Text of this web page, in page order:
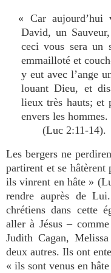
« Car
David, un
ceci vous sera un
emmailloté et
y eut avec l’ange
louant Dieu, et
lieux très hauts; et
envers les hommes.
(Luc 2:11-14).
Les bergers ne
partirent et se
ils vinrent en hâte »
rendre auprès de
chrétiens dans cette
aller à Jésus –
Judith Cagan,
deux autres. Ils ont
« ils sont venus en